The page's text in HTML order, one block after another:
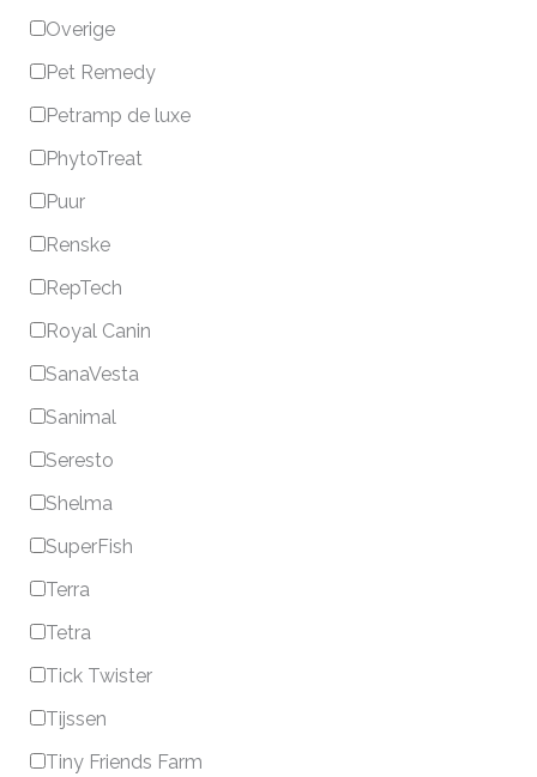
Overige
Pet Remedy
Petramp de luxe
PhytoTreat
Puur
Renske
RepTech
Royal Canin
SanaVesta
Sanimal
Seresto
Shelma
SuperFish
Terra
Tetra
Tick Twister
Tijssen
Tiny Friends Farm